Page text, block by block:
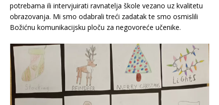
potrebama ili intervjuirati ravnatelja škole vezano uz kvalitetu
obrazovanja. Mi smo odabrali treći zadatak te smo osmislili
Božićnu komunikacijsku ploču za negovoreće učenike.